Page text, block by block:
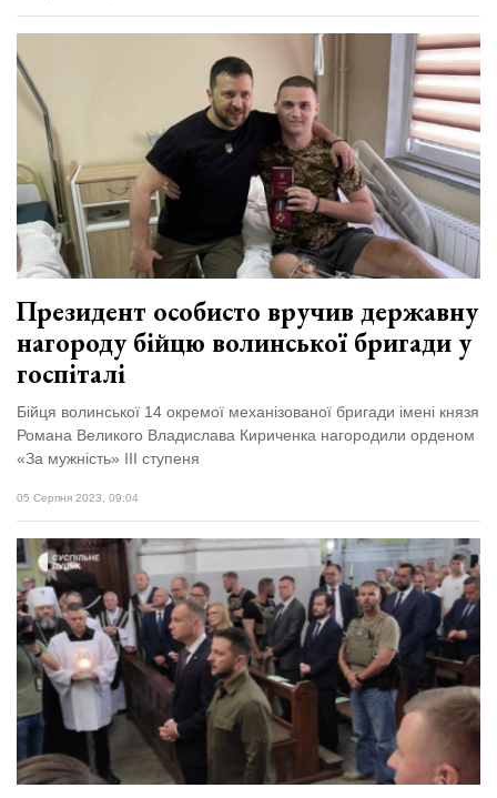
Президент особисто вручив державну
нагороду бійцю волинської бригади у
госпіталі
Бійця волинської 14 окремої механізованої бригади імені князя
Романа Великого Владислава Кириченка нагородили орденом
«За мужність» ІІІ ступеня
05 Серпня 2023, 09:04